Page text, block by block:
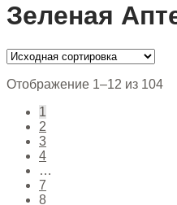
Зеленая
Отображение 1–12 из 104
1
2
3
4
…
7
8